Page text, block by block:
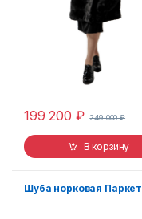
199 200 ₽ 249 000₽
В корзину
Шуба норковая Паркет